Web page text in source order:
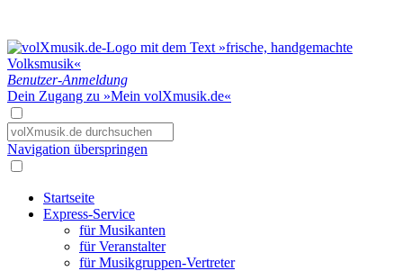
Benutzer-Anmeldung
Dein Zugang zu »Mein volXmusik.de«
Navigation überspringen
Startseite
Express-Service
für Musikanten
für Veranstalter
für Musikgruppen-Vertreter